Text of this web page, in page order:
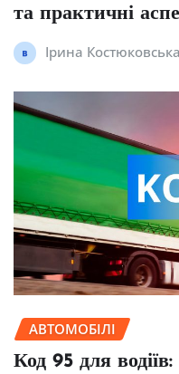
та практичні
Ірина Костюковська
АВТОМОБІЛІ
Код 95 для